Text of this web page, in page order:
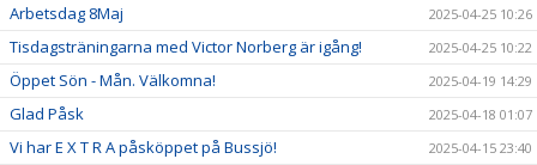
Arbetsdag 8Maj 2025-04-25 10:26
Tisdagsträningarna med Victor Norberg är igång! 2025-04-25 10:22
Öppet Sön - Mån. Välkomna! 2025-04-19 14:29
Glad Påsk 2025-04-18 01:07
Vi har E X T R A påsköppet på Bussjö! 2025-04-15 23:40